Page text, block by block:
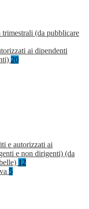
trimestrali (da pubblicare
ai dipendenti
20
e autorizzati ai
e non dirigenti) (da
12
5